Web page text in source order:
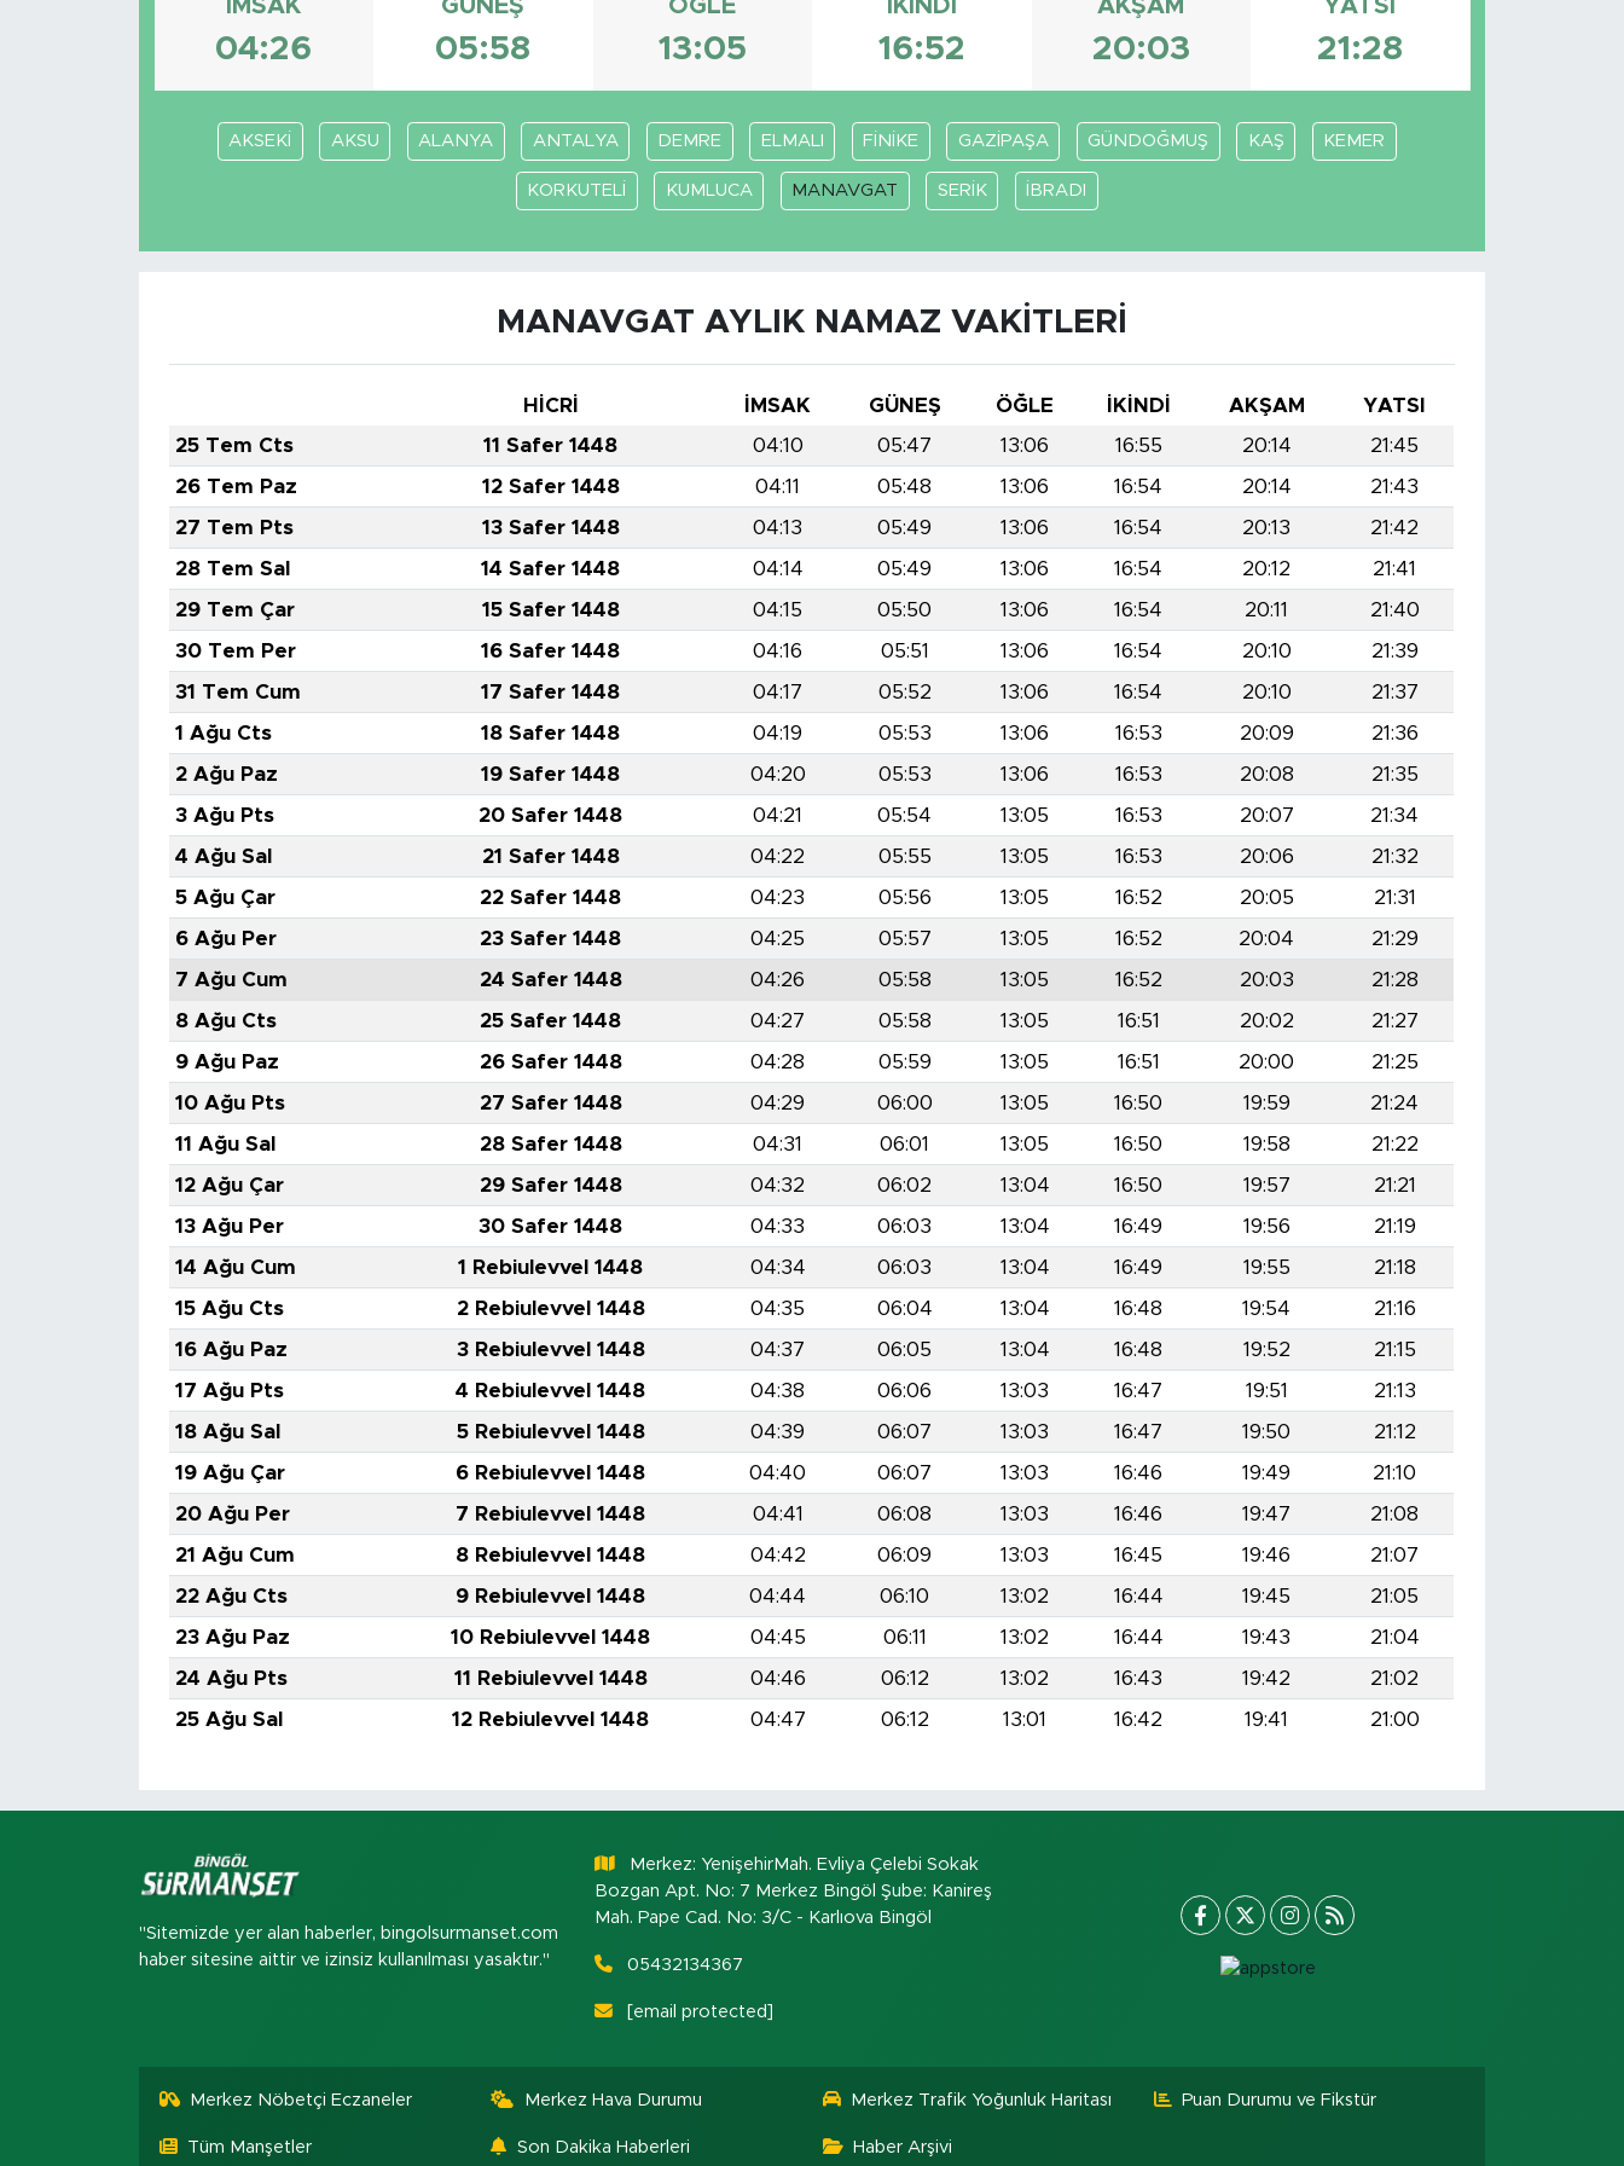
İMSAK
04:26
GÜNEŞ
05:58
ÖĞLE
13:05
İKINDI
16:52
AKŞAM
20:03
YATSI
21:28
AKSEKİ AKSU ALANYA ANTALYA DEMRE ELMALI FİNİKE GAZİPAŞA GÜNDOĞMUŞ KAŞ KEMER
KORKUTELİ KUMLUCA MANAVGAT SERİK İBRADI
MANAVGAT AYLIK NAMAZ VAKITLERI
HİCRİ İMSAK GÜNEŞ ÖĞLE İKINDI AKŞAM
YATSI
25 Tem Cts
11 Safer 1448 04:10 05:47 13:06 16:55 20:14
21:45
26 Tem Paz
12 Safer 1448 04:11 05:48 13:06 16:54 20:14
21:43
27 Tem Pts
13 Safer 1448 04:13 05:49 13:06 16:54 20:13
21:42
28 Tem Sal
14 Safer 1448 04:14 05:49 13:06 16:54 20:12
21:41
29 Tem Çar
15 Safer 1448 04:15 05:50 13:06 16:54 20:11
21:40
30 Tem Per
16 Safer 1448 04:16 05:51 13:06 16:54 20:10
21:39
31 Tem Cum
17 Safer 1448 04:17 05:52 13:06 16:54 20:10
21:37
1 Ağu Cts
18 Safer 1448 04:19 05:53 13:06 16:53 20:09
21:36
2 Ağu Paz
19 Safer 1448 04:20 05:53 13:06 16:53 20:08
21:35
3 Ağu Pts
20 Safer 1448 04:21 05:54 13:05 16:53 20:07
21:34
4 Ağu Sal
21 Safer 1448 04:22 05:55 13:05 16:53 20:06
21:32
5 Ağu Çar
22 Safer 1448 04:23 05:56 13:05 16:52 20:05
21:31
6 Ağu Per
23 Safer 1448 04:25 05:57 13:05 16:52 20:04
21:29
7 Ağu Cum
24 Safer 1448 04:26 05:58 13:05 16:52 20:03
21:28
8 Ağu Cts
25 Safer 1448 04:27 05:58 13:05 16:51 20:02
21:27
9 Ağu Paz
26 Safer 1448 04:28 05:59 13:05 16:51 20:00
21:25
10 Ağu Pts
27 Safer 1448 04:29 06:00 13:05 16:50 19:59
21:24
11 Ağu Sal
28 Safer 1448 04:31 06:01 13:05 16:50 19:58
21:22
12 Ağu Çar
29 Safer 1448 04:32 06:02 13:04 16:50 19:57
21:21
13 Ağu Per
30 Safer 1448 04:33 06:03 13:04 16:49 19:56
21:19
14 Ağu Cum
1 Rebiulevvel 1448 04:34 06:03 13:04 16:49 19:55
21:18
15 Ağu Cts
2 Rebiulevvel 1448 04:35 06:04 13:04 16:48 19:54
21:16
16 Ağu Paz
3 Rebiulevvel 1448 04:37 06:05 13:04 16:48 19:52
21:15
17 Ağu Pts
4 Rebiulevvel 1448 04:38 06:06 13:03 16:47 19:51
21:13
18 Ağu Sal
5 Rebiulevvel 1448 04:39 06:07 13:03 16:47 19:50
21:12
19 Ağu Çar
6 Rebiulevvel 1448 04:40 06:07 13:03 16:46 19:49
21:10
20 Ağu Per
7 Rebiulevvel 1448 04:41 06:08 13:03 16:46 19:47
21:08
21 Ağu Cum
8 Rebiulevvel 1448 04:42 06:09 13:03 16:45 19:46
21:07
22 Ağu Cts
9 Rebiulevvel 1448 04:44 06:10 13:02 16:44 19:45
21:05
23 Ağu Paz
10 Rebiulevvel 1448 04:45 06:11 13:02 16:44 19:43
21:04
24 Ağu Pts
11 Rebiulevvel 1448 04:46 06:12 13:02 16:43 19:42
21:02
25 Ağu Sal
12 Rebiulevvel 1448 04:47 06:12 13:01 16:42 19:41 21:00
"Sitemizde yer alan haberler, bingolsurmanset.com
haber sitesine aittir ve izinsiz kullanılması yasaktır."
Merkez: YenişehirMah. Evliya Çelebi Sokak
Bozgan Apt. No: 7 Merkez Bingöl Şube: Kanireş
Mah. Pape Cad. No: 3/C - Karlıova Bingöl
05432134367
[email protected]
Merkez Nöbetçi Eczaneler Merkez Hava Durumu Merkez Trafik Yoğunluk Haritası Puan Durumu ve Fikstür
Tüm Manşetler Son Dakika Haberleri Haber Arşivi
Bingöl Kaza Haberleri